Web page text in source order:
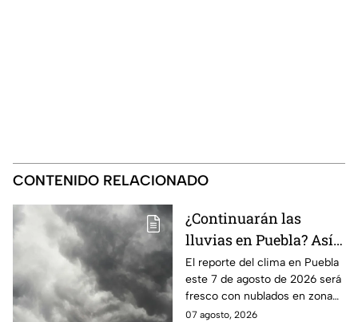
CONTENIDO RELACIONADO
¿Continuarán las
lluvias en Puebla? Así
el clima este 7 de
agosto de 2026
El reporte del clima en Puebla
este 7 de agosto de 2026 será
fresco con nublados en zona
centro y norte, mientras que al
07 agosto, 2026